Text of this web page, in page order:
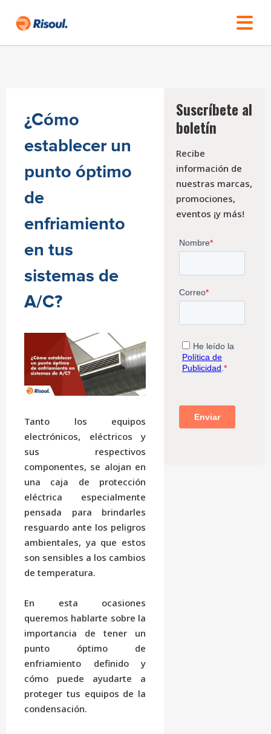
¿Cómo
establecer un
punto óptimo
de
enfriamiento
en tus
sistemas de
A/C?
Tanto los equipos
electrónicos, eléctricos y
sus respectivos
componentes, se alojan en
una caja de protección
eléctrica especialmente
pensada para brindarles
resguardo ante los peligros
ambientales, ya que estos
son sensibles a los cambios
de temperatura.
En esta ocasiones
queremos hablarte sobre la
importancia de tener un
punto óptimo de
enfriamiento definido y
cómo puede ayudarte a
proteger tus equipos de la
condensación.
Suscríbete al
boletín
Recibe
información de
nuestras marcas,
promociones,
eventos ¡y más!